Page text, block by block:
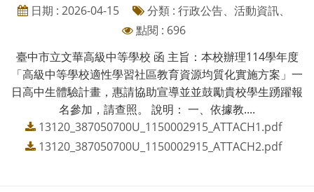
日期 : 2026-04-15
分類 : 行政公告、活動資訊、
點閱 : 696
臺中市立文華高級中等學校 函 主旨：本校辦理114學年度
「高級中等學校適性學習社區教育資源均質化實施方案」一
日高中生體驗計畫，惠請協助宣導並並鼓勵貴校學生踴躍報
名參加，請查照。 說明： 一、依據教....
13120_387050700U_1150002915_ATTACH1.pdf
13120_387050700U_1150002915_ATTACH2.pdf